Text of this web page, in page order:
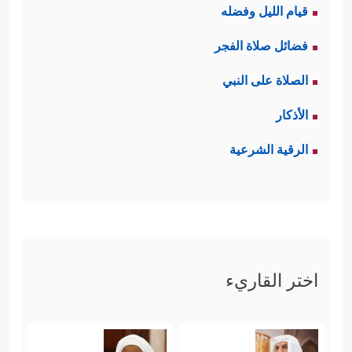
لسيِّدنا محمد
بالنصروالتمكين، والإشارة بهذه البشارة
مأخوذة من صدر هذه القصة:
مَا یَقُولُونَ وَٱذۡكُرۡ عَبۡدَنَا دَاوُۥدَ ذَا ٱلۡأَیۡدِۖ إِنَّهُۥۤ أَوَّابٌ﴾
تَسَوَّرُواْ ٱلۡمِحۡرَابَ
إِذۡ دَخَلُواْ عَلَىٰ دَاوُۥدَ فَفَزِعَ
قيام الليل وفضله
فضائل صلاة الفجر
الصلاة على النبي
الأذكار
الرقية الشرعية
اختر القاريء